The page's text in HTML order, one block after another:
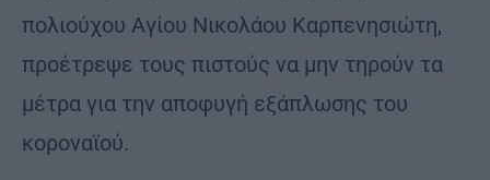
πολιούχου Αγίου Νικολάου Καρπενησιώτη,
προέτρεψε τους πιστούς να μην τηρούν τα
μέτρα για την αποφυγή εξάπλωσης του
κοροναϊού.